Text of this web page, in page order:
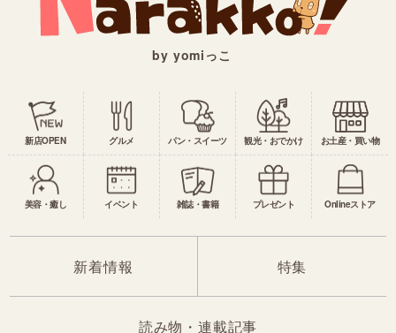
by yomiっこ
新店OPEN グルメ パン・スイーツ 観光・おでかけ お土産・買い物
美容・癒し イベント 雑誌・書籍 プレゼント Onlineストア
新着情報 特集
読み物・連載記事